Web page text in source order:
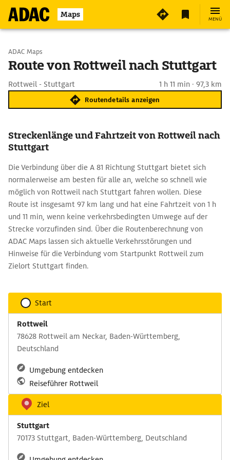
Maps MENÜ
Start wählen
ADAC Maps
Route von Rottweil nach Stuttgart
Rottweil - Stuttgart 1 h 11 min · 97,3 km
Routendetails anzeigen
Streckenlänge und Fahrtzeit von Rottweil nach
Stuttgart
Die Verbindung über die A 81 Richtung Stuttgart bietet sich
normalerweise am besten für alle an, welche so schnell wie
möglich von Rottweil nach Stuttgart fahren wollen. Diese
Route ist insgesamt 97 km lang und hat eine Fahrtzeit von 1 h
und 11 min, wenn keine verkehrsbedingten Umwege auf der
Strecke vorzufinden sind. Über die Routenberechnung von
ADAC Maps lassen sich aktuelle Verkehrsstörungen und
Hinweise für die Verbindung vom Startpunkt Rottweil zum
Zielort Stuttgart finden.
Start
Rottweil
78628 Rottweil am Neckar, Baden-Württemberg,
Deutschland
Umgebung entdecken
Reiseführer Rottweil
Ziel
Stuttgart
70173 Stuttgart, Baden-Württemberg, Deutschland